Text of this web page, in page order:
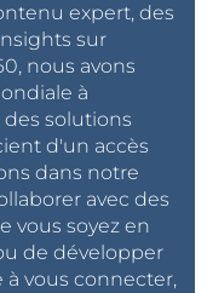
expert, des
sur
nous avons
à
solutions
d'un accès
dans notre
avec des
vous soyez en
de développer
à vous connecter,